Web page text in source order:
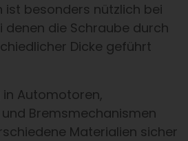
ist besonders nützlich bei
denen die Schraube durch
Dicke geführt
Automotoren,
Bremsmechanismen
Materialien sicher